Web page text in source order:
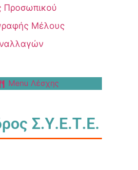
Προσωπικού
Μέλους
Menu Λέσχης
Σ.Υ.Ε.Τ.Ε.